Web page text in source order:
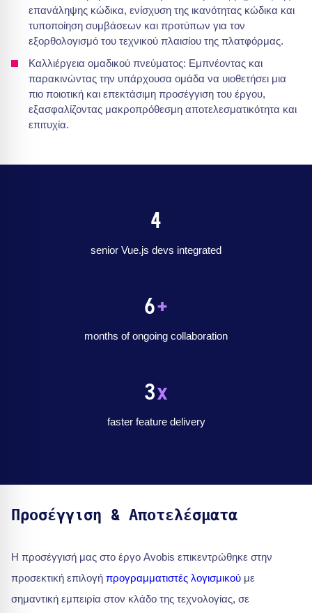
επανάληψης κώδικα, ενίσχυση της ικανότητας κώδικα και
τυποποίηση συμβάσεων και προτύπων για τον
εξορθολογισμό του τεχνικού πλαισίου της πλατφόρμας.
Καλλιέργεια ομαδικού πνεύματος: Εμπνέοντας και
παρακινώντας την υπάρχουσα ομάδα να υιοθετήσει μια
πιο ποιοτική και επεκτάσιμη προσέγγιση του έργου,
εξασφαλίζοντας μακροπρόθεσμη αποτελεσματικότητα και
επιτυχία.
4
senior Vue.js devs integrated
6+
months of ongoing collaboration
3x
faster feature delivery
Προσέγγιση & Αποτελέσματα
Η προσέγγισή μας στο έργο Avobis επικεντρώθηκε στην
προσεκτική επιλογή προγραμματιστές λογισμικού με
σημαντική εμπειρία στον κλάδο της τεχνολογίας, σε